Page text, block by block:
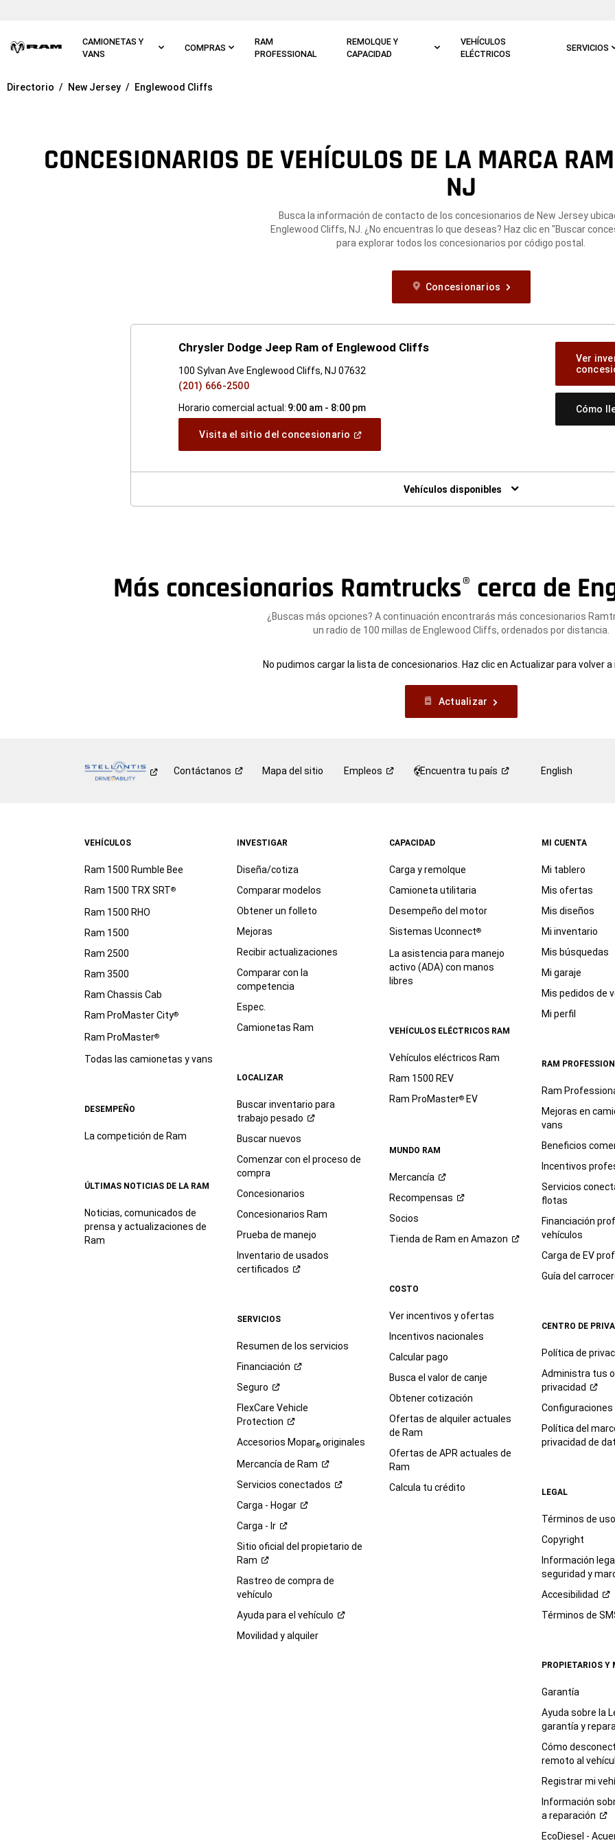
CAMIONETAS Y
VANS
COMPRAS
RAM
PROFESSIONAL
REMOLQUE Y
CAPACIDAD
VEHÍCULOS
ELÉCTRICOS
SERVICIOS
Ir a
Directorio New Jersey Englewood Cliffs
CONCESIONARIOS DE VEHÍCULOS DE LA MARCA
NJ
Busca la información de contacto de los concesionarios de New Jersey
Englewood Cliffs, NJ. ¿No encuentras lo que deseas? Haz clic en "Buscar
para explorar todos los concesionarios por código postal.
Concesionarios
Chrysler Dodge Jeep Ram of Englewood Cliffs
100 Sylvan Ave Englewood Cliffs, NJ 07632
(201) 666-2500
Horario comercial actual: 9:00 am - 8:00 pm
Visita el sitio del concesionario (Abrir
Ver
Cómo
Vehículos disponibles
Más concesionarios Ramtrucks® cerca de
¿Buscas más opciones? A continuación encontrarás más concesionarios
un radio de 100 millas de Englewood Cliffs, ordenados por distancia.
No pudimos cargar la lista de concesionarios. Haz clic en Actualizar para volver
Actualizar
Contáctanos Mapa del sitio Empleos Encuentra tu país English
VEHÍCULOS
Ram 1500 Rumble Bee
Ram 1500 TRX SRT®
Ram 1500 RHO
Ram 1500
Ram 2500
Ram 3500
Ram Chassis Cab
Ram ProMaster City®
Ram ProMaster®
Todas las camionetas y vans
DESEMPEÑO
La competición de Ram
ÚLTIMAS NOTICIAS DE LA RAM
Noticias, comunicados de
prensa y actualizaciones de
Ram
INVESTIGAR
Diseña/cotiza
Comparar modelos
Obtener un folleto
Mejoras
Recibir actualizaciones
Comparar con la
competencia
Espec.
Camionetas Ram
LOCALIZAR
Buscar inventario para
trabajo pesado
Buscar nuevos
Comenzar con el proceso de
compra
Concesionarios
Concesionarios Ram
Prueba de manejo
Inventario de usados
certificados
SERVICIOS
Resumen de los servicios
Financiación
Seguro
FlexCare Vehicle
Protection
Accesorios Mopar®originales
Mercancía de Ram
Servicios conectados
Carga - Hogar
Carga - Ir
Sitio oficial del propietario de
Ram
Rastreo de compra de
vehículo
Ayuda para el vehículo
Movilidad y alquiler
CAPACIDAD
Carga y remolque
Camioneta utilitaria
Desempeño del motor
Sistemas Uconnect®
La asistencia para manejo
activo (ADA) con manos
libres
VEHÍCULOS ELÉCTRICOS RAM
Vehículos eléctricos Ram
Ram 1500 REV
Ram ProMaster®EV
MUNDO RAM
Mercancía
Recompensas
Socios
Tienda de Ram en Amazon
COSTO
Ver incentivos y ofertas
Incentivos nacionales
Calcular pago
Busca el valor de canje
Obtener cotización
Ofertas de alquiler actuales
de Ram
Ofertas de APR actuales de
Ram
Calcula tu crédito
MI CUENTA
Mi tablero
Mis ofertas
Mis diseños
Mi inventario
Mis búsquedas
Mi garaje
Mis pedidos de
Mi perfil
RAM
Ram
Mejoras en
vans
Beneficios
Incentivos
Servicios
flotas
Financiación
vehículos
Carga de EV
Guía del
CENTRO DE
Política de
Administra tus
privacidad
Configuraciones
Política del
privacidad de
LEGAL
Términos de uso
Copyright
Información
seguridad y
Accesibilidad
Términos de
PROPIETARIOS Y
Garantía
Ayuda sobre la
garantía y
Cómo
remoto al
Registrar mi
Información
areparación
EcoDiesel -